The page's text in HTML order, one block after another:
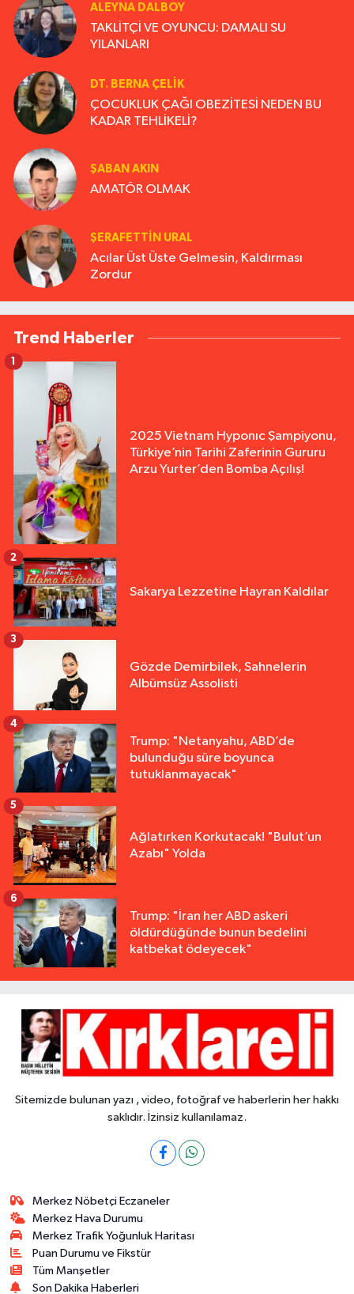
ALEYNA DALBOY
TAKLİTÇİ VE OYUNCU: DAMALI SU
YILANLARI
DT. BERNA ÇELIK
ÇOCUKLUK ÇAĞI OBEZİTESİ NEDEN BU
KADAR TEHLİKELİ?
ŞABAN AKIN
AMATÖR OLMAK
ŞERAFETTIN URAL
Acılar Üst Üste Gelmesin, Kaldırması
Zordur
Trend Haberler
2025 Vietnam Hyponıc Şampiyonu,
Türkiye’nin Tarihi Zaferinin Gururu
Arzu Yurter’den Bomba Açılış!
1
Sakarya Lezzetine Hayran Kaldılar
2
Gözde Demirbilek, Sahnelerin
Albümsüz Assolisti
3
Trump: "Netanyahu, ABD’de
bulunduğu süre boyunca
tutuklanmayacak"
4
Ağlatırken Korkutacak! "Bulut’un
Azabı" Yolda
5
Trump: "İran her ABD askeri
öldürdüğünde bunun bedelini
katbekat ödeyecek"
6
Sitemizde bulunan yazı , video, fotoğraf ve haberlerin her hakkı
saklıdır. İzinsiz kullanılamaz.
Merkez Nöbetçi Eczaneler
Merkez Hava Durumu
Merkez Trafik Yoğunluk Haritası
Puan Durumu ve Fikstür
Tüm Manşetler
Son Dakika Haberleri